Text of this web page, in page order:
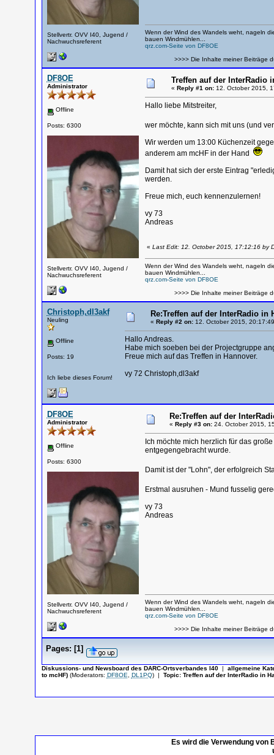
Stellvertr. OVV I40, Jugend /
Nachwuchsreferent
Wenn der Wind des Wandels weht, nageln
bauen Windmühlen...
qrz.com-Seite von DF8OE
>>>> Die Inhalte meiner Beiträge
DF8OE
Administrator
Offline
Posts: 6300
Stellvertr. OVV I40, Jugend /
Nachwuchsreferent
Treffen auf der InterRadio
« Reply #1 on:12. October 2015,
Hallo liebe Mitstreiter,
wer möchte, kann sich mit uns (und
Wir werden um 13:00 Küchenzeit
anderem am mcHF in der Hand
Damit hat sich der erste Eintrag
werden.
Freue mich, euch kennenzulernen!
vy 73
Andreas
« Last Edit: 12. October 2015, 17:12:16 by
Wenn der Wind des Wandels weht, nageln
bauen Windmühlen...
qrz.com-Seite von DF8OE
>>>> Die Inhalte meiner Beiträge
Christoph,dl3akf
Neuling
Offline
Posts: 19
Ich liebe dieses Forum!
Re:Treffen auf der InterRadio in
« Reply #2 on:12. October 2015,
Hallo Andreas.
Habe mich soeben bei der Projectgruppe
Freue mich auf das Treffen in Hannover.
vy 72 Christoph,dl3akf
DF8OE
Administrator
Offline
Posts: 6300
Stellvertr. OVV I40, Jugend /
Nachwuchsreferent
Re:Treffen auf der
« Reply #3 on:24. October 2015,
Ich möchte mich herzlich für das
entgegengebracht wurde.
Damit ist der "Lohn", der erfolgreich
Erstmal ausruhen - Mund fusselig
vy 73
Andreas
Wenn der Wind des Wandels weht, nageln
bauen Windmühlen...
qrz.com-Seite von DF8OE
>>>> Die Inhalte meiner Beiträge
Pages: [1]
Diskussions- und Newsboard des DARC-Ortsverbandes I40 |
allgemeine
to mcHF)(Moderators: DF8OE DL1PQ) | Topic: Treffen auf der InterRadio in
Es wird die Verwendung